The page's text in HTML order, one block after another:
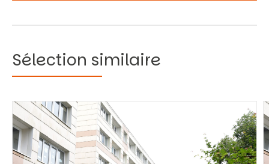
Sélection similaire